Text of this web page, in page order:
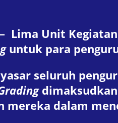
Lima Unit
untuk para
seluruh
dimaksudkan
mereka dalam